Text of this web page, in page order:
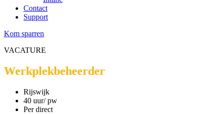
Contact
Support
Kom sparren
VACATURE
Werkplekbeheerder
Rijswijk
40 uur/ pw
Per direct